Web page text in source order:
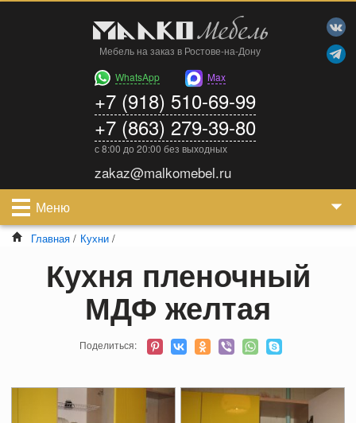
Мебель на заказ в Ростове-на-Дону
WhatsApp
Max
+7 (918) 510-69-99
+7 (863) 279-39-80
с 8:00 до 20:00 без выходных
zakaz@malkomebel.ru
Меню
Главная / Кухни /
Кухня пленочный
МДФ желтая
Поделиться: